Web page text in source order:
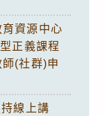
資源中心
正義課程
(社群)申
線上講